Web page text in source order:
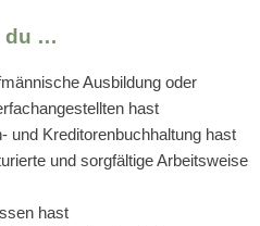
du …
Ausbildung oder
hast
und Kreditorenbuchhaltung hast
und sorgfältige Arbeitsweise
hast